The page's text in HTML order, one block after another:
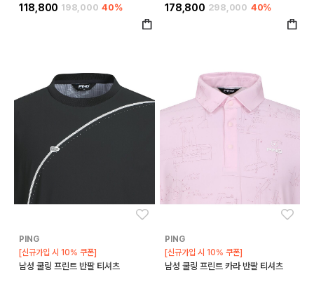
118,800 198,000 40% 178,800 298,000 40%
PING
[신규가입 시 10% 쿠폰]
남성 쿨링 프린트 반팔 티셔츠
PING
[신규가입 시 10% 쿠폰]
남성 쿨링 프린트 카라 반팔 티셔츠